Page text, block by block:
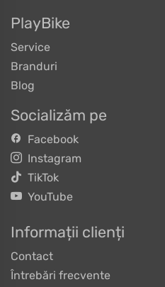
PlayBike
Service
Branduri
Blog
Socializăm pe
Facebook
Instagram
TikTok
YouTube
Informații clienți
Contact
Întrebări frecvente